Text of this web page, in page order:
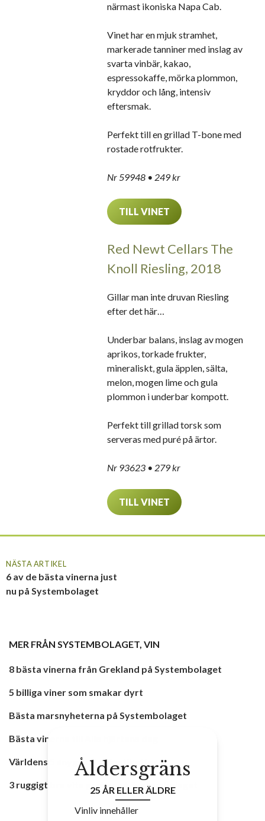
närmast ikoniska Napa Cab.
Vinet har en mjuk stramhet,
markerade tanniner med inslag av
svarta vinbär, kakao,
espressokaffe, mörka plommon,
kryddor och lång, intensiv
eftersmak.
Perfekt till en grillad T-bone med
rostade rotfrukter.
Nr 59948 • 249 kr
TILL VINET
Red Newt Cellars The
Knoll Riesling, 2018
Gillar man inte druvan Riesling
efter det här…
Underbar balans, inslag av mogen
aprikos, torkade frukter,
mineraliskt, gula äpplen, sälta,
melon, mogen lime och gula
plommon i underbar kompott.
Perfekt till grillad torsk som
serveras med puré på ärtor.
Nr 93623 • 279 kr
TILL VINET
NÄSTA ARTIKEL
6 av de bästa vinerna just
nu på Systembolaget
MER FRÅN SYSTEMBOLAGET, VIN
8 bästa vinerna från Grekland på Systembolaget
5 billiga viner som smakar dyrt
Bästa marsnyheterna på Systembolaget
Bästa vinerna till Alla hjärtans dag
Världens 5 snyggaste vinetiketter
3 ruggigt bra vita greker på Systembolaget
Åldersgräns
25 ÅR ELLER ÄLDRE
Vinliv innehåller